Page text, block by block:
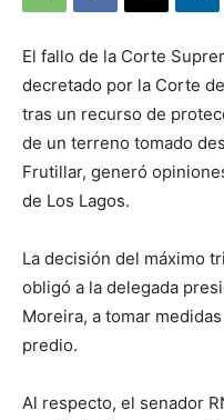
El fallo de la Corte
decretado por la Corte
tras un recurso de
de un terreno tomado
Frutillar, generó
de Los Lagos.
La decisión del máximo
obligó a la delegada
Moreira, a tomar
predio.
Al respecto, el senador